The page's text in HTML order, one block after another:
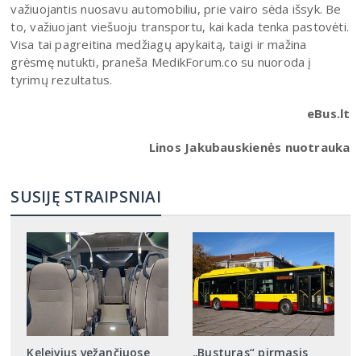
važiuojantis nuosavu automobiliu, prie vairo sėda išsyk. Be
to, važiuojant viešuoju transportu, kai kada tenka pastovėti.
Visa tai pagreitina medžiagų apykaitą, taigi ir mažina
grėsmę nutukti, praneša MedikForum.со su nuoroda į
tyrimų rezultatus.
eBus.lt
Linos Jakubauskienės nuotrauka
SUSIJĘ STRAIPSNIAI
Keleivius vežančiuose „Busturas“ pirmasis